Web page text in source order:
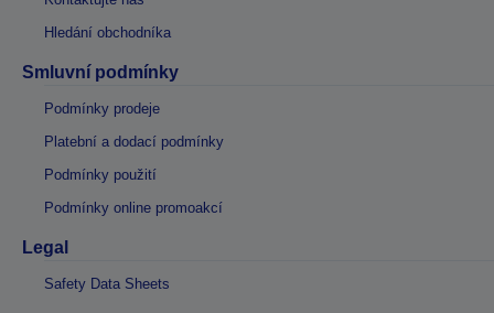
Hledání obchodníka
Smluvní podmínky
Podmínky prodeje
Platební a dodací podmínky
Podmínky použití
Podmínky online promoakcí
Legal
Safety Data Sheets